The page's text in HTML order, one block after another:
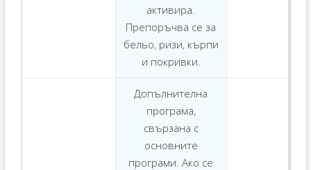
активира.
Препоръчва се за
бельо, ризи, кърпи
и покривки.
Допълнителна
програма,
свързана с
основните
програми. Ако се